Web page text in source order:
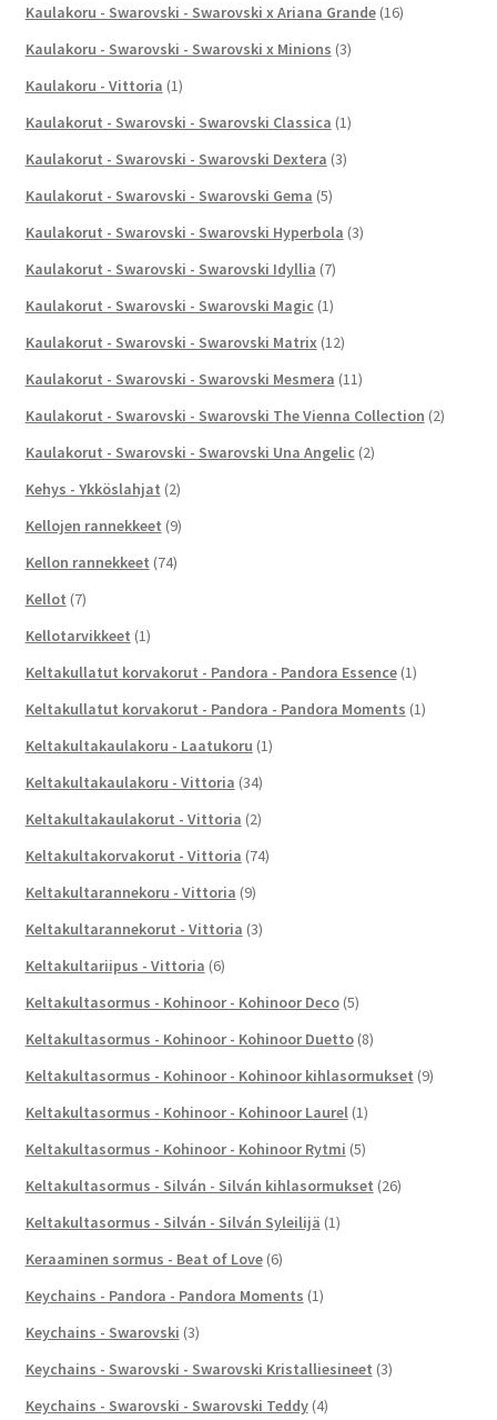
Kaulakoru - Swarovski - Swarovski x Ariana Grande (16)
Kaulakoru - Swarovski - Swarovski x Minions (3)
Kaulakoru - Vittoria (1)
Kaulakorut - Swarovski - Swarovski Classica (1)
Kaulakorut - Swarovski - Swarovski Dextera (3)
Kaulakorut - Swarovski - Swarovski Gema (5)
Kaulakorut - Swarovski - Swarovski Hyperbola (3)
Kaulakorut - Swarovski - Swarovski Idyllia (7)
Kaulakorut - Swarovski - Swarovski Magic (1)
Kaulakorut - Swarovski - Swarovski Matrix (12)
Kaulakorut - Swarovski - Swarovski Mesmera (11)
Kaulakorut - Swarovski - Swarovski The Vienna Collection (2)
Kaulakorut - Swarovski - Swarovski Una Angelic (2)
Kehys - Ykköslahjat (2)
Kellojen rannekkeet (9)
Kellon rannekkeet (74)
Kellot (7)
Kellotarvikkeet (1)
Keltakullatut korvakorut - Pandora - Pandora Essence (1)
Keltakullatut korvakorut - Pandora - Pandora Moments (1)
Keltakultakaulakoru - Laatukoru (1)
Keltakultakaulakoru - Vittoria (34)
Keltakultakaulakorut - Vittoria (2)
Keltakultakorvakorut - Vittoria (74)
Keltakultarannekoru - Vittoria (9)
Keltakultarannekorut - Vittoria (3)
Keltakultariipus - Vittoria (6)
Keltakultasormus - Kohinoor - Kohinoor Deco (5)
Keltakultasormus - Kohinoor - Kohinoor Duetto (8)
Keltakultasormus - Kohinoor - Kohinoor kihlasormukset (9)
Keltakultasormus - Kohinoor - Kohinoor Laurel (1)
Keltakultasormus - Kohinoor - Kohinoor Rytmi (5)
Keltakultasormus - Silván - Silván kihlasormukset (26)
Keltakultasormus - Silván - Silván Syleilijä (1)
Keraaminen sormus - Beat of Love (6)
Keychains - Pandora - Pandora Moments (1)
Keychains - Swarovski (3)
Keychains - Swarovski - Swarovski Kristalliesineet (3)
Keychains - Swarovski - Swarovski Teddy (4)